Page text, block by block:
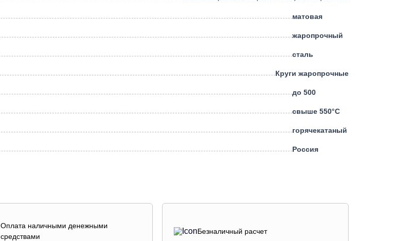
матовая
жаропрочный
сталь
Круги жаропрочные
до 500
свыше 550°С
горячекатаный
Россия
Оплата наличными денежными
средствами
Безналичный расчет